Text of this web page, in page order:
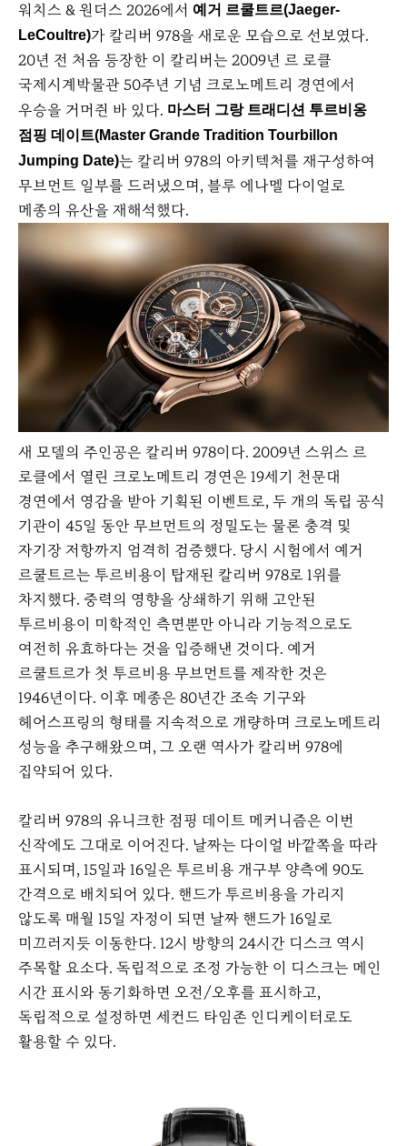
워치스 & 원더스 2026에서 예거 르쿨트르(Jaeger-
LeCoultre)가 칼리버 978을 새로운 모습으로 선보였다.
20년 전 처음 등장한 이 칼리버는 2009년 르 로클
국제시계박물관 50주년 기념 크로노메트리 경연에서
우승을 거머쥔 바 있다. 마스터 그랑 트래디션 투르비옹
점핑 데이트(Master Grande Tradition Tourbillon
Jumping Date)는 칼리버 978의 아키텍처를 재구성하여
무브먼트 일부를 드러냈으며, 블루 에나멜 다이얼로
메종의 유산을 재해석했다.
새 모델의 주인공은 칼리버 978이다. 2009년 스위스 르
로클에서 열린 크로노메트리 경연은 19세기 천문대
경연에서 영감을 받아 기획된 이벤트로, 두 개의 독립 공식
기관이 45일 동안 무브먼트의 정밀도는 물론 충격 및
자기장 저항까지 엄격히 검증했다. 당시 시험에서 예거
르쿨트르는 투르비용이 탑재된 칼리버 978로 1위를
차지했다. 중력의 영향을 상쇄하기 위해 고안된
투르비용이 미학적인 측면뿐만 아니라 기능적으로도
여전히 유효하다는 것을 입증해낸 것이다. 예거
르쿨트르가 첫 투르비용 무브먼트를 제작한 것은
1946년이다. 이후 메종은 80년간 조속 기구와
헤어스프링의 형태를 지속적으로 개량하며 크로노메트리
성능을 추구해왔으며, 그 오랜 역사가 칼리버 978에
집약되어 있다.
칼리버 978의 유니크한 점핑 데이트 메커니즘은 이번
신작에도 그대로 이어진다. 날짜는 다이얼 바깥쪽을 따라
표시되며, 15일과 16일은 투르비용 개구부 양측에 90도
간격으로 배치되어 있다. 핸드가 투르비용을 가리지
않도록 매월 15일 자정이 되면 날짜 핸드가 16일로
미끄러지듯 이동한다. 12시 방향의 24시간 디스크 역시
주목할 요소다. 독립적으로 조정 가능한 이 디스크는 메인
시간 표시와 동기화하면 오전/오후를 표시하고,
독립적으로 설정하면 세컨드 타임존 인디케이터로도
활용할 수 있다.